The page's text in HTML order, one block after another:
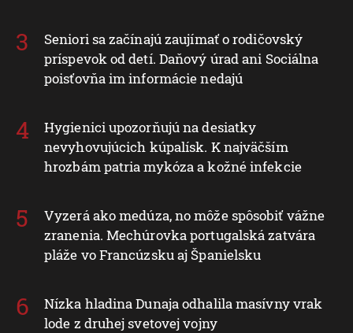
Seniori sa začínajú zaujímať o rodičovský
príspevok od detí. Daňový úrad ani Sociálna
poisťovňa im informácie nedajú
Hygienici upozorňujú na desiatky
nevyhovujúcich kúpalísk. K najväčším
hrozbám patria mykóza a kožné infekcie
Vyzerá ako medúza, no môže spôsobiť vážne
zranenia. Mechúrovka portugalská zatvára
pláže vo Francúzsku aj Španielsku
Nízka hladina Dunaja odhalila masívny vrak
lode z druhej svetovej vojny